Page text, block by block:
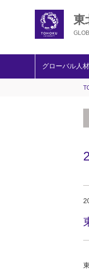
東
グローバル人